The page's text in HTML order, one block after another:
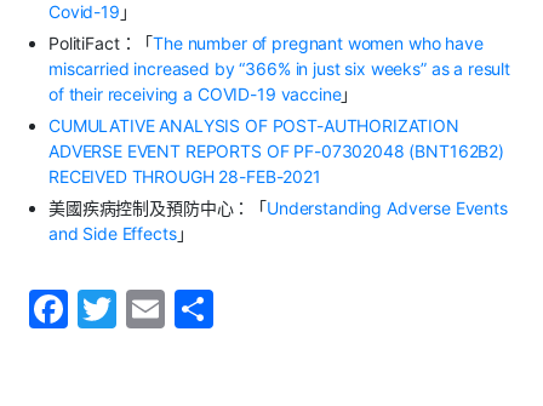
Covid-19 」
PolitiFact：「The number of pregnant women who have
miscarried increased by “366% in just six weeks” as a result
of their receiving a COVID-19 vaccine」
CUMULATIVE ANALYSIS OF POST-AUTHORIZATION
ADVERSE EVENT REPORTS OF PF-07302048 (BNT162B2)
RECEIVED THROUGH 28-FEB-2021
美國疾病控制及預防中心：「Understanding Adverse Events
and Side Effects」
F
T
E